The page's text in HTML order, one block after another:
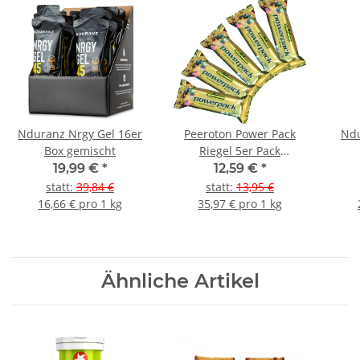
Nduranz Nrgy Gel 16er
Box gemischt
19,99 € *
statt: 39,84 €
16,66 € pro 1 kg
Peeroton Power Pack
Riegel 5er Pack
Chocolate Split
12,59 € *
statt: 13,95 €
35,97 € pro 1 kg
Ähnliche Artikel